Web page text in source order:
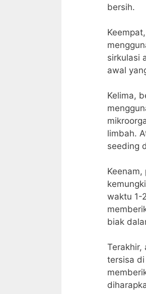
bersih.
sirkulasi
awal
Kelima,
limbah.
seeding
waktu 1-
biak
Terakhir,
tersisa